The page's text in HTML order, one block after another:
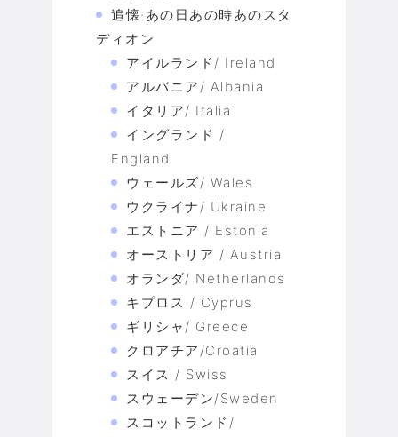
追懐·あの日あの時あのスタ
ディオン
アイルランド/ Ireland
アルバニア/ Albania
イタリア/ Italia
イングランド /
England
ウェールズ/ Wales
ウクライナ/ Ukraine
エストニア / Estonia
オーストリア / Austria
オランダ/ Netherlands
キプロス / Cyprus
ギリシャ/ Greece
クロアチア/Croatia
スイス / Swiss
スウェーデン/Sweden
スコットランド/